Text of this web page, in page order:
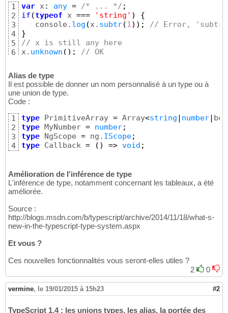
1
2
3
4
5
6
var x: any = /* ... */ ;
if (typeof x === 'string' )
{
   console.
log (x. subtr(1) ) ;
// Error, 'subtr'
}
// x is still any here
x. unknown ( ) ; // OK
Alias de type
Il est possible de donner un nom personnalisé à un type ou à
une union de type.
Code :
1
2
3
4
type PrimitiveArray = Array<string number
type MyNumber = number;
type NgScope = ng. IScope;
type Callback = ( ) => void ;
Amélioration de l'inférence de type
L'inférence de type, notamment concernant les tableaux, a été
améliorée.
Source :
http://blogs.msdn.com/b/typescript/archive/2014/11/18/what-s-
new-in-the-typescript-type-system.aspx
Et vous ?
Ces nouvelles fonctionnalités vous seront-elles utiles ?
2
0
vermine, le 19/01/2015 à 15h23 #2
TypeScript 1.4 : les unions types, les alias, la portée des